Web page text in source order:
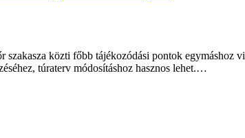
közti főbb tájékozódási pontok egymáshoz
túraterv módosításhoz hasznos lehet.…